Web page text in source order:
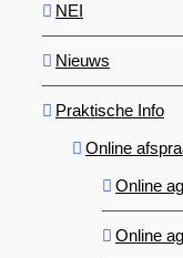
NEI
Nieuws
Praktische Info
Online
Online
Online